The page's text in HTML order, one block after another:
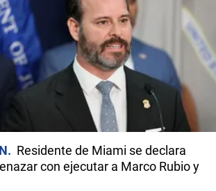
Residente de Miami se declara
con ejecutar a Marco Rubio y